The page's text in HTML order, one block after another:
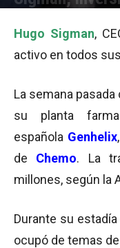
Hugo Sigman,
activo en todos
La semana
su planta
española Genhelix
de Chemo. La
millones, según la
Durante su
ocupó de temas